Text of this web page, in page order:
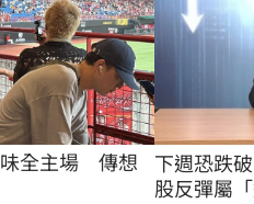
全主場　傳想
下週恐跌
股反彈屬